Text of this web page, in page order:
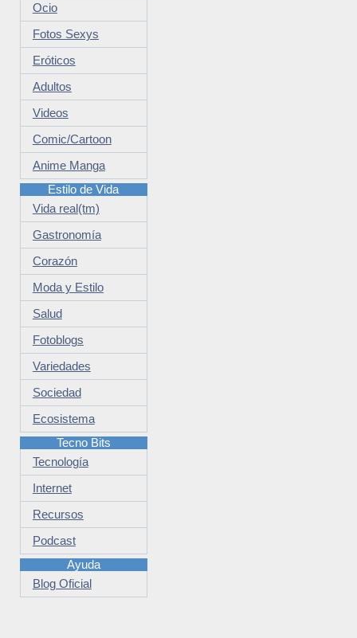
Ocio
Fotos Sexys
Eróticos
Adultos
Videos
Comic/Cartoon
Anime Manga
Estilo de Vida
Vida real(tm)
Gastronomía
Corazón
Moda y Estilo
Salud
Fotoblogs
Variedades
Sociedad
Ecosistema
Tecno Bits
Tecnología
Internet
Recursos
Podcast
Ayuda
Blog Oficial